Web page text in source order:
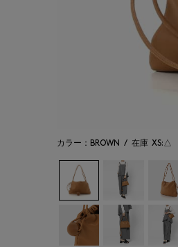
カラー：BROWN / 在庫 XS:△